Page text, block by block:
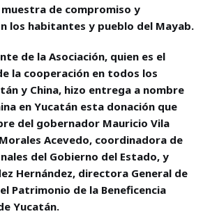
de compromiso y
los habitantes y pueblo del Mayab.
de la Asociación, quien es el
la cooperación en todos los
y China, hizo entrega a nombre
en Yucatán esta donación que
del gobernador Mauricio Vila
Acevedo, coordinadora de
del Gobierno del Estado, y
Hernández, directora General de
Patrimonio de la Beneficencia
Yucatán.